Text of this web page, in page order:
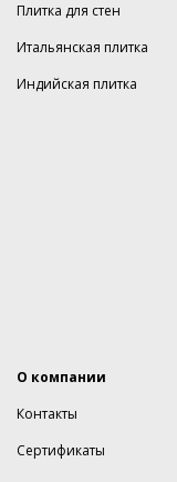
Плитка для стен
Итальянская плитка
Индийская плитка
О компании
Контакты
Сертификаты